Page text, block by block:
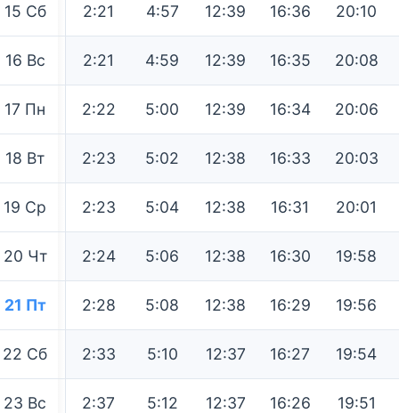
15 Сб 2:21 4:57 12:39 16:36 20:10
16 Вс 2:21 4:59 12:39 16:35 20:08
17 Пн 2:22 5:00 12:39 16:34 20:06
18 Вт 2:23 5:02 12:38 16:33 20:03
19 Ср 2:23 5:04 12:38 16:31 20:01
20 Чт 2:24 5:06 12:38 16:30 19:58
21 Пт 2:28 5:08 12:38 16:29 19:56
22 Сб 2:33 5:10 12:37 16:27 19:54
23 Вс 2:37 5:12 12:37 16:26 19:51